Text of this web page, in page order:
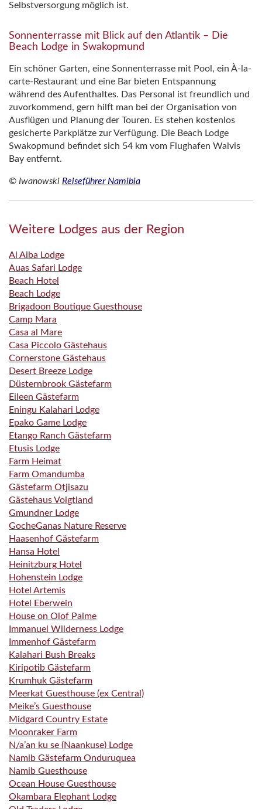
Selbstversorgung möglich ist.
Sonnenterrasse mit Blick auf den Atlantik – Die
Beach Lodge in Swakopmund
Ein schöner Garten, eine Sonnenterrasse mit Pool, ein À-la-
carte-Restaurant und eine Bar bieten Entspannung
während des Aufenthaltes. Das Personal ist freundlich und
zuvorkommend, gern hilft man bei der Organisation von
Ausflügen und Planung der Touren. Es stehen kostenlos
gesicherte Parkplätze zur Verfügung. Die Beach Lodge
Swakopmund befindet sich 54 km vom Flughafen Walvis
Bay entfernt.
© Iwanowski Reiseführer Namibia
Weitere Lodges aus der Region
Ai Aiba Lodge
Auas Safari Lodge
Beach Hotel
Beach Lodge
Brigadoon Boutique Guesthouse
Camp Mara
Casa al Mare
Casa Piccolo Gästehaus
Cornerstone Gästehaus
Desert Breeze Lodge
Düsternbrook Gästefarm
Eileen Gästefarm
Eningu Kalahari Lodge
Epako Game Lodge
Etango Ranch Gästefarm
Etusis Lodge
Farm Heimat
Farm Omandumba
Gästefarm Otjisazu
Gästehaus Voigtland
Gmundner Lodge
GocheGanas Nature Reserve
Haasenhof Gästefarm
Hansa Hotel
Heinitzburg Hotel
Hohenstein Lodge
Hotel Artemis
Hotel Eberwein
House on Olof Palme
Immanuel Wilderness Lodge
Immenhof Gästefarm
Kalahari Bush Breaks
Kiripotib Gästefarm
Krumhuk Gästefarm
Meerkat Guesthouse (ex Central)
Meike’s Guesthouse
Midgard Country Estate
Moonraker Farm
N/a’an ku se (Naankuse) Lodge
Namib Gästefarm Onduruquea
Namib Guesthouse
Ocean House Guesthouse
Okambara Elephant Lodge